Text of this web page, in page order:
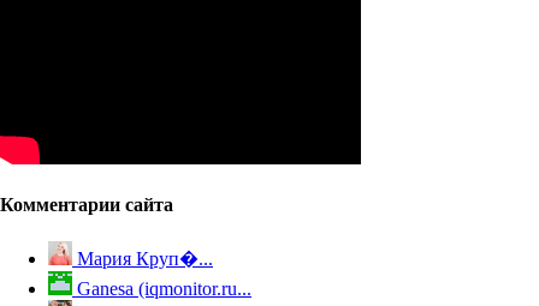
Комментарии сайта
Мария Круп�...
Ganesa (iqmonitor.ru...